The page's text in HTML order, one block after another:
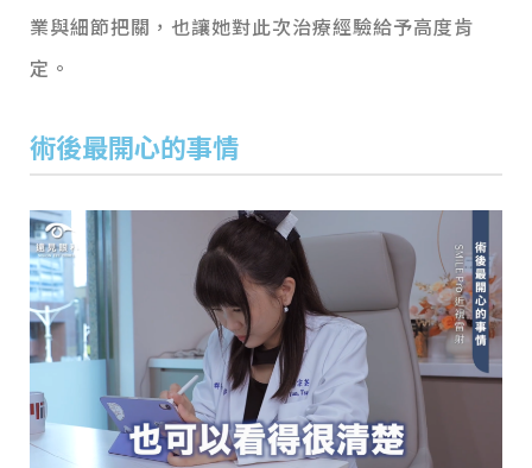
業與細節把關，也讓她對此次治療經驗給予高度肯
定。
術後最開心的事情